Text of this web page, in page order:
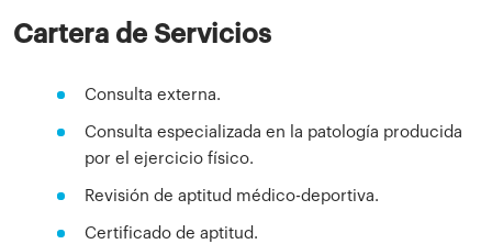
Cartera de Servicios
Consulta externa.
Consulta especializada en la patología producida
por el ejercicio físico.
Revisión de aptitud médico-deportiva.
Certificado de aptitud.